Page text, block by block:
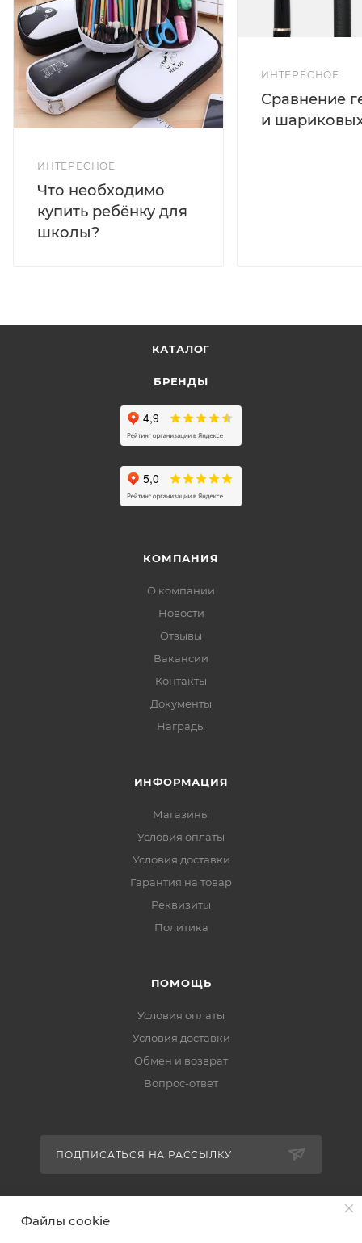
ИНТЕРЕСНОЕ
Что необходимо
купить ребёнку для
школы?
ИНТЕРЕСНОЕ
Сравнение
и
КАТАЛОГ
БРЕНДЫ
КОМПАНИЯ
О компании
Новости
Отзывы
Вакансии
Контакты
Документы
Награды
ИНФОРМАЦИЯ
Магазины
Условия оплаты
Условия доставки
Гарантия на товар
Реквизиты
Политика
ПОМОЩЬ
Условия оплаты
Условия доставки
Обмен и возврат
Вопрос-ответ
ПОДПИСАТЬСЯ НА РАССЫЛКУ
Файлы cookie